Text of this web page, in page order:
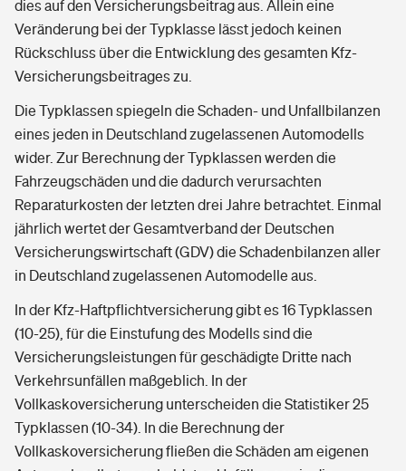
dies auf den Versicherungsbeitrag aus. Allein eine
Veränderung bei der Typklasse lässt jedoch keinen
Rückschluss über die Entwicklung des gesamten Kfz-
Versicherungsbeitrages zu.
Die Typklassen spiegeln die Schaden- und Unfallbilanzen
eines jeden in Deutschland zugelassenen Automodells
wider. Zur Berechnung der Typklassen werden die
Fahrzeugschäden und die dadurch verursachten
Reparaturkosten der letzten drei Jahre betrachtet. Einmal
jährlich wertet der Gesamtverband der Deutschen
Versicherungswirtschaft (GDV) die Schadenbilanzen aller
in Deutschland zugelassenen Automodelle aus.
In der Kfz-Haftpflichtversicherung gibt es 16 Typklassen
(10-25), für die Einstufung des Modells sind die
Versicherungsleistungen für geschädigte Dritte nach
Verkehrsunfällen maßgeblich. In der
Vollkaskoversicherung unterscheiden die Statistiker 25
Typklassen (10-34). In die Berechnung der
Vollkaskoversicherung fließen die Schäden am eigenen